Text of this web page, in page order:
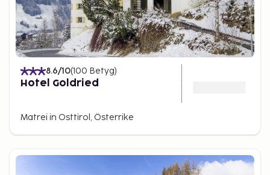
8.6/10(100 Betyg)
Hotel Goldried
Matrei in Osttirol, Österrike